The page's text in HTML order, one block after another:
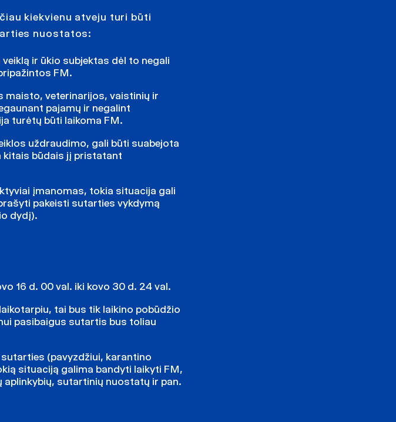
kiekvienu atveju turi būti
nuostatos:
ir ūkio subjektas dėl to negali
FM.
maisto, veterinarijos, vaistinių ir
pajamų ir negalint
turėtų būti laikoma FM.
uždraudimo, gali būti suabejota
kitais būdais jį pristatant
įmanomas, tokia situacija gali
pakeisti sutarties vykdymą
dydį).
16 d. 00 val. iki kovo 30 d. 24 val.
tai bus tik laikino pobūdžio
pasibaigus sutartis bus toliau
(pavyzdžiui, karantino
situaciją galima bandyti laikyti FM,
sutartinių nuostatų ir pan.